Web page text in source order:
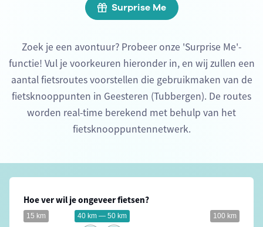
Surprise Me
Zoek je een avontuur? Probeer onze 'Surprise Me'-
functie! Vul je voorkeuren hieronder in, en wij zullen een
aantal fietsroutes voorstellen die gebruikmaken van de
fietsknooppunten in Geesteren (Tubbergen). De routes
worden real-time berekend met behulp van het
fietsknooppuntennetwerk.
Hoe ver wil je ongeveer fietsen?
15 km 100 km
40 km — 50 km